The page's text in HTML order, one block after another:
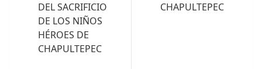
DEL SACRIFICIO
DE LOS NIÑOS
HÉROES DE
CHAPULTEPEC
CHAPULTEPEC